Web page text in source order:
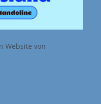
Website von